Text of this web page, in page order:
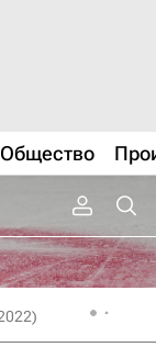
Общество